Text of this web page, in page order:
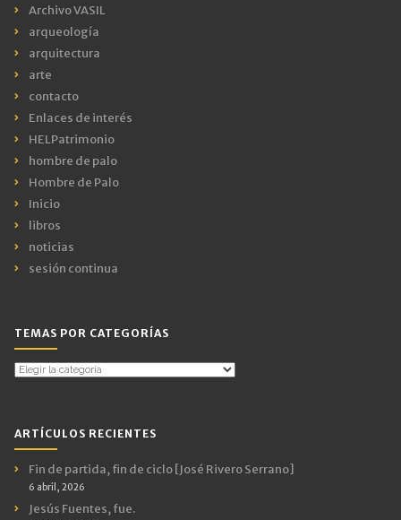
Archivo VASIL
arqueología
arquitectura
arte
contacto
Enlaces de interés
HELPatrimonio
hombre de palo
Hombre de Palo
Inicio
libros
noticias
sesión continua
TEMAS POR CATEGORÍAS
Temas
ARTÍCULOS RECIENTES
Fin de partida, fin de ciclo [José Rivero Serrano]
6 abril, 2026
Jesús Fuentes, fue.